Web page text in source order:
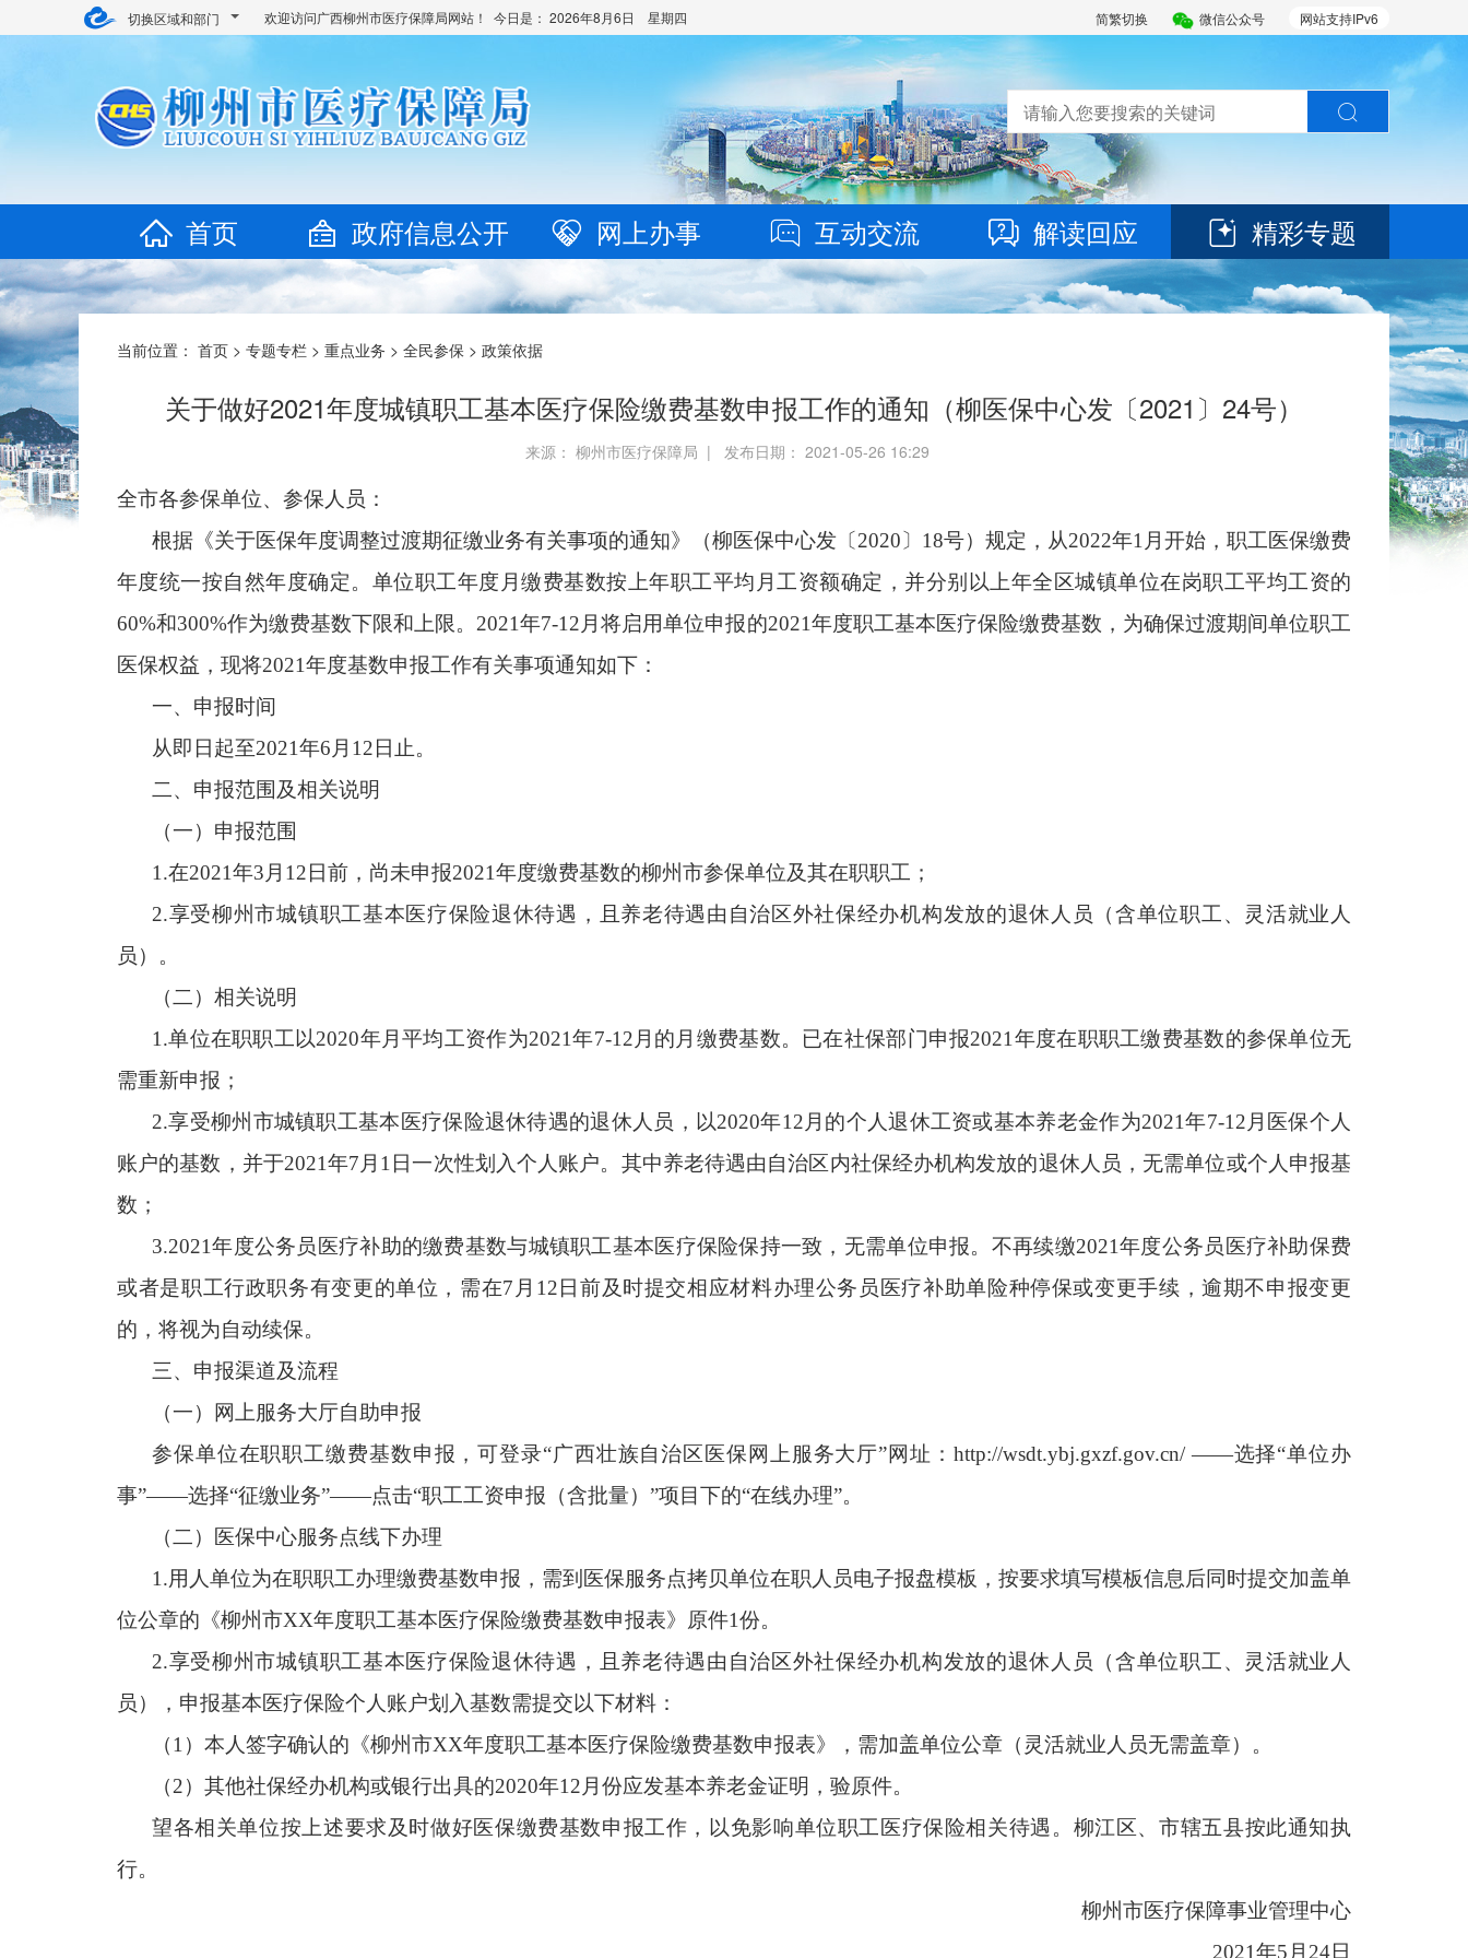
切换区域和部门 网站支持IPv6
微信公众号
简繁切换
欢迎访问广西柳州市医疗保障局网站！ 今日是： 2026年8月6日 星期四
首页 政府信息公开 网上办事 互动交流 解读回应 精彩专题
当前位置： 首页 > 专题专栏 > 重点业务 > 全民参保 > 政策依据
关于做好2021年度城镇职工基本医疗保险缴费基数申报工作的通知（柳医保中心发〔2021〕24号）
来源： 柳州市医疗保障局 | 发布日期： 2021-05-26 16:29
全市各参保单位、参保人员：
根据《关于医保年度调整过渡期征缴业务有关事项的通知》（柳医保中心发〔 2020 〕 18号）规定，从2022年1 月开始，职工医保缴费
年度统一按自然年度确定。单位职工年度月缴费基数按上年职工平均月工资额确定，并分别以上年全区城镇单位在岗职工平均工资的
60%和300%作为缴费基数下限和上限。 2021年7-12 月将启用单位申报的2021年度职工基本医疗保险缴费基数，为确保过渡期间单位职工
医保权益，现将2021年度基数申报工作有关事项通知如下：
一、申报时间
从即日起至2021年6 月 12 日止。
二、申报范围及相关说明
（一）申报范围
1.在2021年3 月 12 日前，尚未申报2021年度缴费基数的柳州市参保单位及其在职职工；
2.享受柳州市城镇职工基本医疗保险退休待遇，且养老待遇由自治区外社保经办机构发放的退休人员（含单位职工、灵活就业人
员）。
（二）相关说明
1.单位在职职工以2020年月平均工资作为2021年7-12 月的月缴费基数。已在社保部门申报2021 年度在职职工缴费基数的参保单位无
需重新申报；
2.享受柳州市城镇职工基本医疗保险退休待遇的退休人员，以2020年12 月的个人退休工资或基本养老金作为2021年7-12 月医保个人
账户的基数，并于2021年7 月 1 日一次性划入个人账户。其中养老待遇由自治区内社保经办机构发放的退休人员，无需单位或个人申报基
数；
3.2021年度公务员医疗补助的缴费基数与城镇职工基本医疗保险保持一致，无需单位申报。不再续缴2021年度公务员医疗补助保费
或者是职工行政职务有变更的单位，需在7 月 12 日前及时提交相应材料办理公务员医疗补助单险种停保或变更手续，逾期不申报变更
的，将视为自动续保。
三、申报渠道及流程
（一）网上服务大厅自助申报
参保单位在职职工缴费基数申报，可登录“广西壮族自治区医保网上服务大厅”网址： http://wsdt.ybj.gxzf.gov.cn/ ——选择“单位办
事”——选择“征缴业务”——点击“职工工资申报（含批量）”项目下的“在线办理”。
（二）医保中心服务点线下办理
1.用人单位为在职职工办理缴费基数申报，需到医保服务点拷贝单位在职人员电子报盘模板，按要求填写模板信息后同时提交加盖单
位公章的《柳州市XX年度职工基本医疗保险缴费基数申报表》原件1份。
2.享受柳州市城镇职工基本医疗保险退休待遇，且养老待遇由自治区外社保经办机构发放的退休人员（含单位职工、灵活就业人
员），申报基本医疗保险个人账户划入基数需提交以下材料：
（1 ）本人签字确认的《柳州市XX年度职工基本医疗保险缴费基数申报表》，需加盖单位公章（灵活就业人员无需盖章）。
（2）其他社保经办机构或银行出具的2020年12 月份应发基本养老金证明，验原件。
望各相关单位按上述要求及时做好医保缴费基数申报工作，以免影响单位职工医疗保险相关待遇。柳江区、市辖五县按此通知执
行。
柳州市医疗保障事业管理中心
2021年5 月 24日